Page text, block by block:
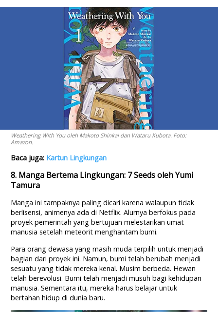
Weathering With You oleh Makoto Shinkai dan Wataru Kubota. Foto:
Amazon.
Baca juga: Kartun Lingkungan
8. Manga Bertema Lingkungan: 7 Seeds oleh Yumi
Tamura
Manga ini tampaknya paling dicari karena walaupun tidak
berlisensi, animenya ada di Netflix. Alurnya berfokus pada
proyek pemerintah yang bertujuan melestarikan umat
manusia setelah meteorit menghantam bumi.
Para orang dewasa yang masih muda terpilih untuk menjadi
bagian dari proyek ini. Namun, bumi telah berubah menjadi
sesuatu yang tidak mereka kenal. Musim berbeda. Hewan
telah berevolusi. Bumi telah menjadi musuh bagi kehidupan
manusia. Sementara itu, mereka harus belajar untuk
bertahan hidup di dunia baru.